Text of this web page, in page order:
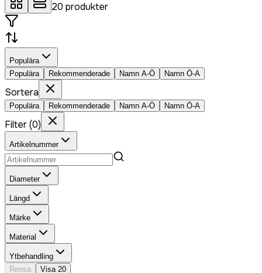
20 produkter
Populära
Populära
Rekommenderade Namn A-Ö Namn Ö-A
Sortera
Populära Rekommenderade Namn A-Ö Namn Ö-A
Filter(0)
Artikelnummer
Diameter
Längd
Märke
Material
Ytbehandling
Rensa
Visa 20